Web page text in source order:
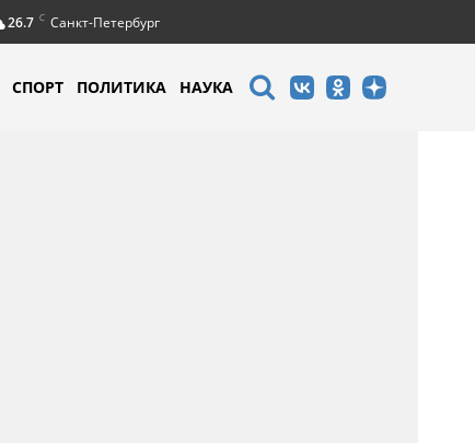
26.7 C Санкт-Петербург
СПОРТ ПОЛИТИКА НАУКА